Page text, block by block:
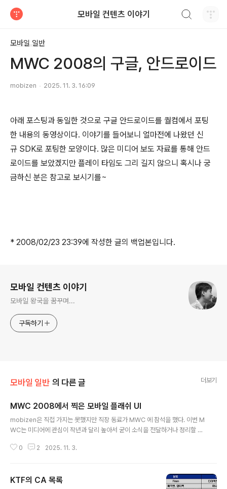
모바일 컨텐츠 이야기
모바일 일반
MWC 2008의 구글, 안드로이드
mobizen 2025. 11. 3. 16:09
아래 포스팅과 동일한 것으로 구글 안드로이드를 퀄컴에서 포팅
한 내용의 동영상이다. 이야기를 들어보니 얼마전에 나왔던 신
규 SDK로 포팅한 모양이다. 많은 미디어 보도 자료를 통해 안드
로이드를 보았겠지만 플레이 타임도 그리 길지 않으니 혹시나 궁
금하신 분은 참고로 보시기를~
* 2008/02/23 23:39에 작성한 글의 백업본입니다.
모바일 컨텐츠 이야기
모바일 왕국을 꿈꾸며...
구독하기
모바일 일반 의 다른 글 더보기
MWC 2008에서 찍은 모바일 플래쉬 UI
mobizen은 직접 가지는 못했지만 직장 동료가 MWC 에 참석을 했다. 이번 M
WC는 미디어에 관심이 작년과 달리 높아서 굳이 소식을 전달하거나 정리할 필
하고, 동료가 찍어온 동영상 중에서 N95 위에서 돌아가는 모바일 Flash UI가
되어 있고 속도 또한 빠르니 그 점을 중점으로 보면 될 듯 하다. * 2008/02/2
0 2 2025. 11. 3.
KTF의 CA 목록